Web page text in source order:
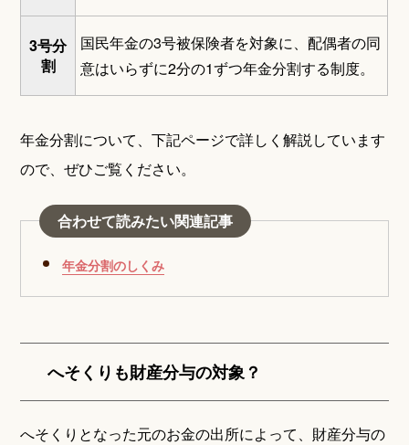
3号分
割
国民年金の3号被保険者を対象に、配偶者の同
意はいらずに2分の1ずつ年金分割する制度。
年金分割について、下記ページで詳しく解説しています
ので、ぜひご覧ください。
合わせて読みたい関連記事
年金分割のしくみ
へそくりも財産分与の対象？
へそくりとなった元のお金の出所によって、財産分与の